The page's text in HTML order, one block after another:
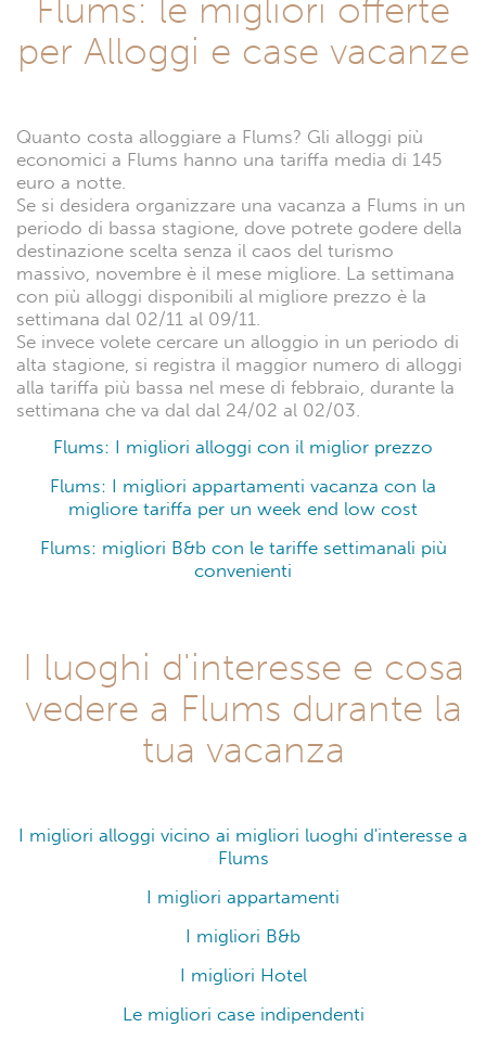
Flums: le migliori offerte
per Alloggi e case vacanze
Quanto costa alloggiare a Flums? Gli alloggi più
economici a Flums hanno una tariffa media di 145
euro a notte.
Se si desidera organizzare una vacanza a Flums in un
periodo di bassa stagione, dove potrete godere della
destinazione scelta senza il caos del turismo
massivo, novembre è il mese migliore. La settimana
con più alloggi disponibili al migliore prezzo è la
settimana dal 02/11 al 09/11.
Se invece volete cercare un alloggio in un periodo di
alta stagione, si registra il maggior numero di alloggi
alla tariffa più bassa nel mese di febbraio, durante la
settimana che va dal dal 24/02 al 02/03.
Flums: I migliori alloggi con il miglior prezzo
Flums: I migliori appartamenti vacanza con la
migliore tariffa per un week end low cost
Flums: migliori B&b con le tariffe settimanali più
convenienti
I luoghi d'interesse e cosa
vedere a Flums durante la
tua vacanza
I migliori alloggi vicino ai migliori luoghi d'interesse a
Flums
I migliori appartamenti
I migliori B&b
I migliori Hotel
Le migliori case indipendenti